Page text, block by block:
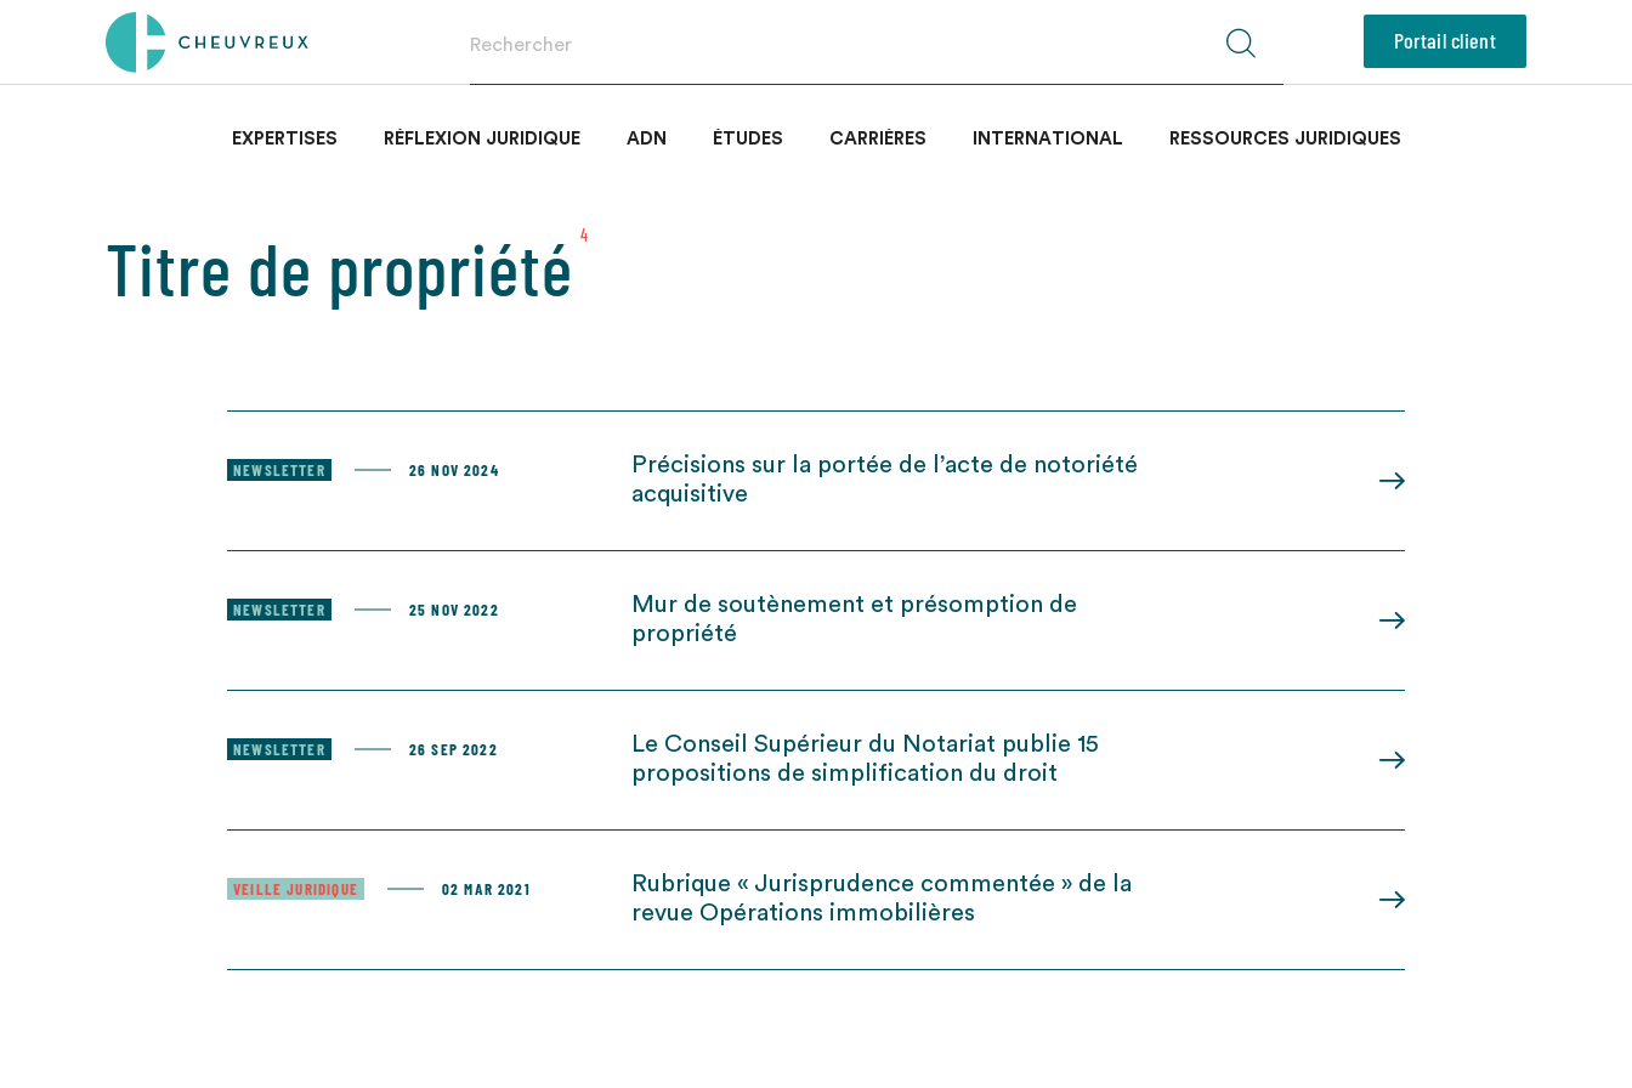
Portail client
EXPERTISES RÉFLEXION JURIDIQUE ADN ÉTUDES CARRIÈRES INTERNATIONAL RESSOURCES JURIDIQUES
Titre de propriété 4
NEWSLETTER 26 NOV 2024
Précisions sur la portée de l’acte de notoriété
acquisitive
NEWSLETTER 25 NOV 2022
Mur de soutènement et présomption de
propriété
NEWSLETTER 26 SEP 2022
Le Conseil Supérieur du Notariat publie 15
propositions de simplification du droit
VEILLE JURIDIQUE 02 MAR 2021
Rubrique « Jurisprudence commentée » de la
revue Opérations immobilières